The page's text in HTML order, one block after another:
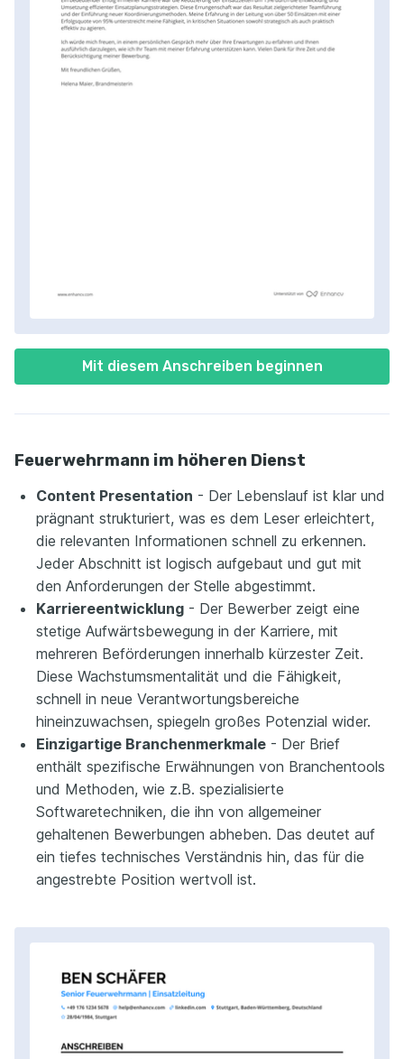
Mit diesem Anschreiben beginnen
Feuerwehrmann im höheren Dienst
Content Presentation - Der Lebenslauf ist klar und
prägnant strukturiert, was es dem Leser erleichtert,
die relevanten Informationen schnell zu erkennen.
Jeder Abschnitt ist logisch aufgebaut und gut mit
den Anforderungen der Stelle abgestimmt.
Karriereentwicklung - Der Bewerber zeigt eine
stetige Aufwärtsbewegung in der Karriere, mit
mehreren Beförderungen innerhalb kürzester Zeit.
Diese Wachstumsmentalität und die Fähigkeit,
schnell in neue Verantwortungsbereiche
hineinzuwachsen, spiegeln großes Potenzial wider.
Einzigartige Branchenmerkmale - Der Brief
enthält spezifische Erwähnungen von Branchentools
und Methoden, wie z.B. spezialisierte
Softwaretechniken, die ihn von allgemeiner
gehaltenen Bewerbungen abheben. Das deutet auf
ein tiefes technisches Verständnis hin, das für die
angestrebte Position wertvoll ist.